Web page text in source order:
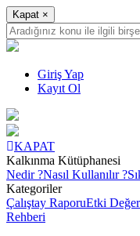
Kapat ×
Giriş Yap
Kayıt Ol
KAPAT
Kalkınma Kütüphanesi
Nedir ?Nasıl Kullanılır ?
Kategoriler
Çalıştay RaporuEtki
Rehberi